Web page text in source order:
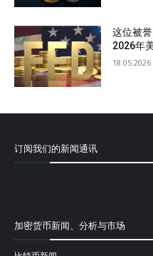
这位被
2026年
订阅我们的新闻通讯
加密货币新闻、分析与市场